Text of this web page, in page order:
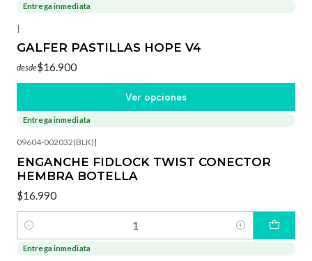
Entrega inmediata
|
GALFER PASTILLAS HOPE V4
desde$16.900
Ver opciones
Entrega inmediata
09604-002032(BLK) |
ENGANCHE FIDLOCK TWIST CONECTOR
HEMBRA BOTELLA
$16.990
Cantidad
-25%
Entrega inmediata